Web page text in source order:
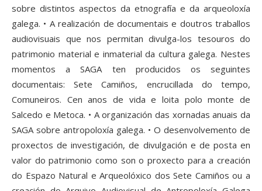
sobre distintos aspectos da etnografía e da arqueoloxía
galega. • A realización de documentais e doutros traballos
audiovisuais que nos permitan divulga-los tesouros do
patrimonio material e inmaterial da cultura galega. Nestes
momentos a SAGA ten producidos os seguintes
documentais: Sete Camiños, encrucillada do tempo,
Comuneiros. Cen anos de vida e loita polo monte de
Salcedo e Metoca. • A organización das xornadas anuais da
SAGA sobre antropoloxía galega. • O desenvolvemento de
proxectos de investigación, de divulgación e de posta en
valor do patrimonio como son o proxecto para a creación
do Espazo Natural e Arqueolóxico dos Sete Camiños ou a